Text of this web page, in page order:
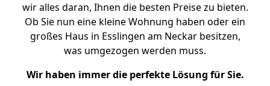
wir alles daran, Ihnen die besten Preise zu bieten.
Ob Sie nun eine kleine Wohnung haben oder ein
großes Haus in Esslingen am Neckar besitzen,
was umgezogen werden muss.
Wir haben immer die perfekte Lösung für Sie.